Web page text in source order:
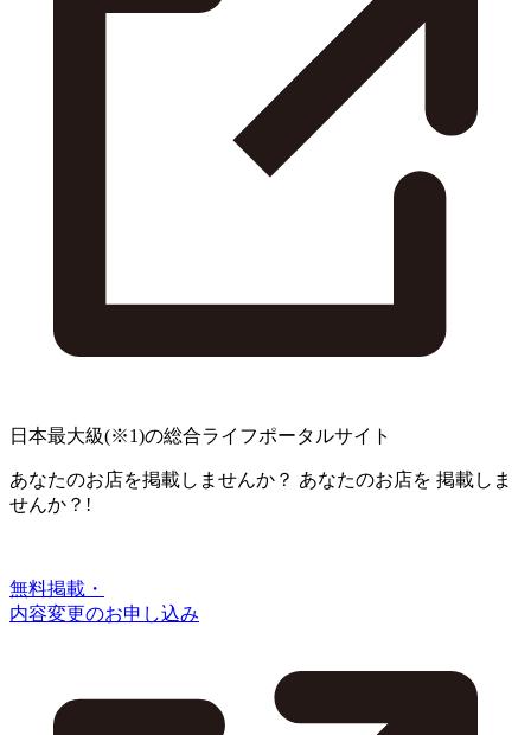
日本最大級(※1)の総合ライフポータルサイト
あなたのお店を掲載しませんか？ あなたのお店を 掲載しま
せんか？!
無料掲載・
内容変更のお申し込み